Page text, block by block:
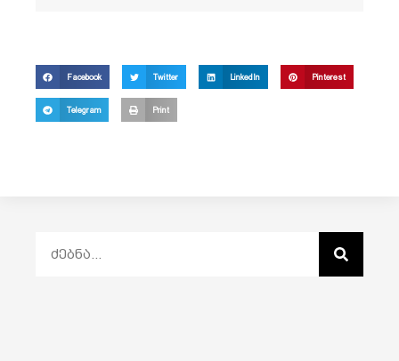
Facebook Twitter LinkedIn Pinterest
Telegram Print